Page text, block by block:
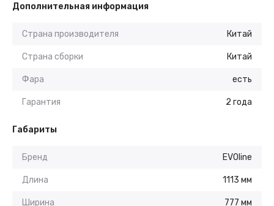
Дополнительная информация
Страна производителя Китай
Страна сборки Китай
Фара есть
Гарантия 2 года
Габариты
Бренд EVOline
Длина 1113 мм
Ширина 777 мм